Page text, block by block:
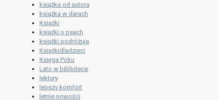
książka od autora
książka w darach
Książki
książki o psach
książki podróżują
Książkidladzieci
Księga Poku
Lato w bibliotece
lektury
lepszy komfort
letnie nowości